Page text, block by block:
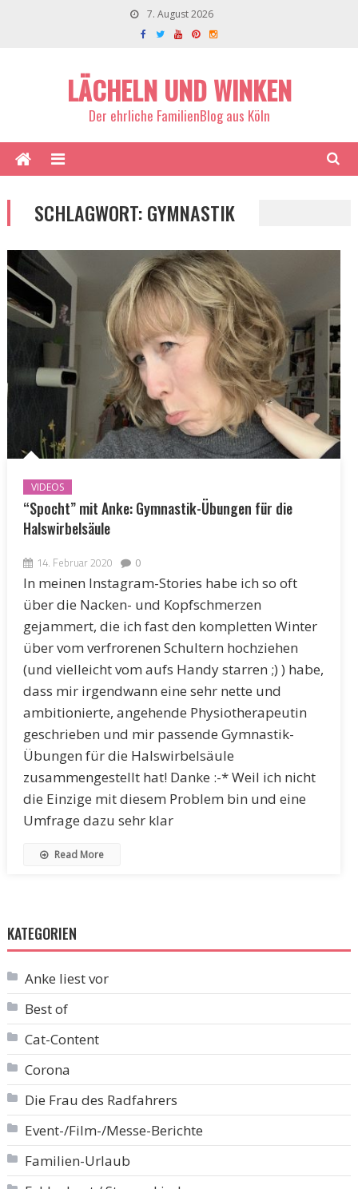
7. August 2026
LÄCHELN UND WINKEN
Der ehrliche FamilienBlog aus Köln
SCHLAGWORT:GYMNASTIK
VIDEOS
“Spocht” mit Anke: Gymnastik-Übungen für die
Halswirbelsäule
14. Februar 2020 0
In meinen Instagram-Stories habe ich so oft
über die Nacken- und Kopfschmerzen
gejammert, die ich fast den kompletten Winter
über vom verfrorenen Schultern hochziehen
(und vielleicht vom aufs Handy starren ;) ) habe,
dass mir irgendwann eine sehr nette und
ambitionierte, angehende Physiotherapeutin
geschrieben und mir passende Gymnastik-
Übungen für die Halswirbelsäule
zusammengestellt hat! Danke :-* Weil ich nicht
die Einzige mit diesem Problem bin und eine
Umfrage dazu sehr klar
Read More
KATEGORIEN
Anke liest vor
Best of
Cat-Content
Corona
Die Frau des Radfahrers
Event-/Film-/Messe-Berichte
Familien-Urlaub